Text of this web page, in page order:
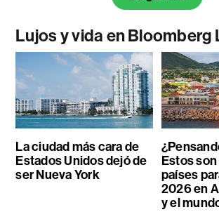
Lujos y vida en Bloomberg
La ciudad más cara de
Estados Unidos dejó de
ser Nueva York
Estos
países
2026 en
y el